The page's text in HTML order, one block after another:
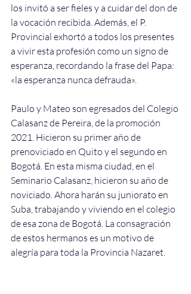
los invitó a ser fieles y a cuidar del don de
la vocación recibida. Además, el P.
Provincial exhortó a todos los presentes
a vivir esta profesión como un signo de
esperanza, recordando la frase del Papa:
«la esperanza nunca defrauda».
Paulo y Mateo son egresados del Colegio
Calasanz de Pereira, de la promoción
2021. Hicieron su primer año de
prenoviciado en Quito y el segundo en
Bogotá. En esta misma ciudad, en el
Seminario Calasanz, hicieron su año de
noviciado. Ahora harán su juniorato en
Suba, trabajando y viviendo en el colegio
de esa zona de Bogotá. La consagración
de estos hermanos es un motivo de
alegría para toda la Provincia Nazaret.